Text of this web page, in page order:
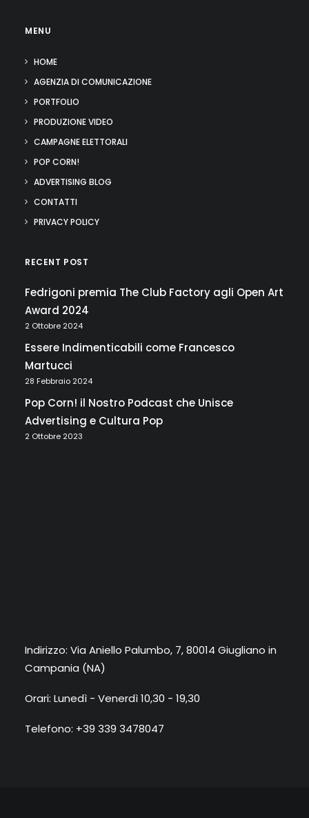
MENU
HOME
AGENZIA DI COMUNICAZIONE
PORTFOLIO
PRODUZIONE VIDEO
CAMPAGNE ELETTORALI
POP CORN!
ADVERTISING BLOG
CONTATTI
PRIVACY POLICY
RECENT POST
Fedrigoni premia The Club Factory agli Open Art
Award 2024
2 Ottobre 2024
Essere Indimenticabili come Francesco
Martucci
28 Febbraio 2024
Pop Corn! il Nostro Podcast che Unisce
Advertising e Cultura Pop
2 Ottobre 2023
Indirizzo: Via Aniello Palumbo, 7, 80014 Giugliano in
Campania (NA)
Orari: Lunedì - Venerdì 10,30 - 19,30
Telefono: +39 339 3478047